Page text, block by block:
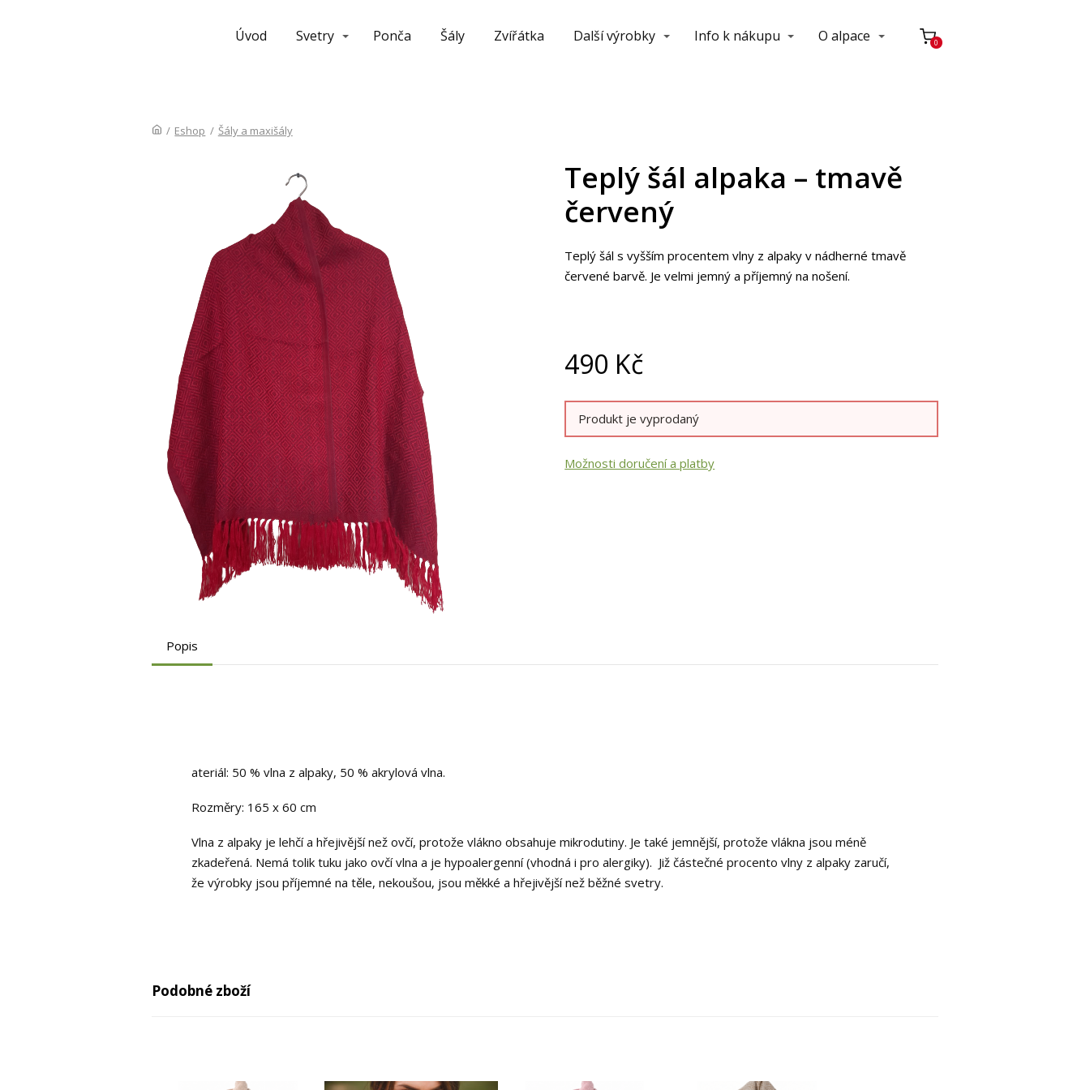
Úvod Svetry Ponča Šály Zvířátka Další výrobky Info k nákupu O alpace 0
/ Eshop / Šály a maxišály
Teplý šál alpaka – tmavě
červený
Teplý šál s vyšším procentem vlny z alpaky v nádherné tmavě
červené barvě. Je velmi jemný a příjemný na nošení.
490 Kč
Produkt je vyprodaný
Možnosti doručení a platby
Popis
ateriál: 50 % vlna z alpaky, 50 % akrylová vlna.
Rozměry: 165 x 60 cm
Vlna z alpaky je lehčí a hřejivější než ovčí, protože vlákno obsahuje mikrodutiny. Je také jemnější, protože vlákna jsou méně
zkadeřená. Nemá tolik tuku jako ovčí vlna a je hypoalergenní (vhodná i pro alergiky). Již částečné procento vlny z alpaky zaručí,
že výrobky jsou příjemné na těle, nekoušou, jsou měkké a hřejivější než běžné svetry.
Podobné zboží